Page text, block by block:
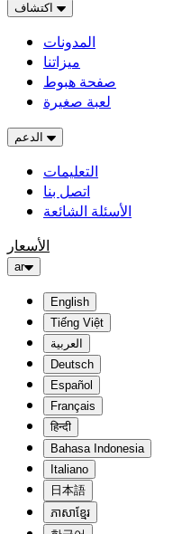
المدونات
ميزاتنا
صفحة هبوط
لعبة صغيرة
التعليمات
اتصل بنا
الأسئلة الشائعة
الأسعار
ar
English
Tiếng Việt
العربية
Deutsch
Español
Français
हिन्दी
Bahasa Indonesia
Italiano
日本語
ភាសាខ្មែរ